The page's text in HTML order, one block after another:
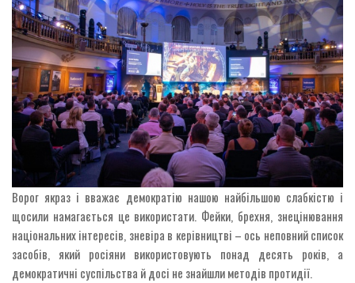
Ворог якраз і вважає демократію нашою найбільшою слабкістю і
щосили намагається це використати. Фейки, брехня, знецінювання
національних інтересів, зневіра в керівництві – ось неповний список
засобів, який росіяни використовують понад десять років, а
демократичні суспільства й досі не знайшли методів протидії.